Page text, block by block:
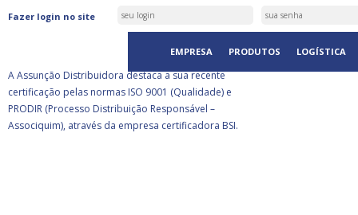
Fazer login no site
EMPRESA PRODUTOS LOGÍSTICA
ASSUNÇÃO DISTRIBUIDORA É
CERTIFICADA PELA BSI
A Assunção Distribuidora destaca a sua recente
certificação pelas normas ISO 9001 (Qualidade) e
PRODIR (Processo Distribuição Responsável –
Associquim), através da empresa certificadora BSI.